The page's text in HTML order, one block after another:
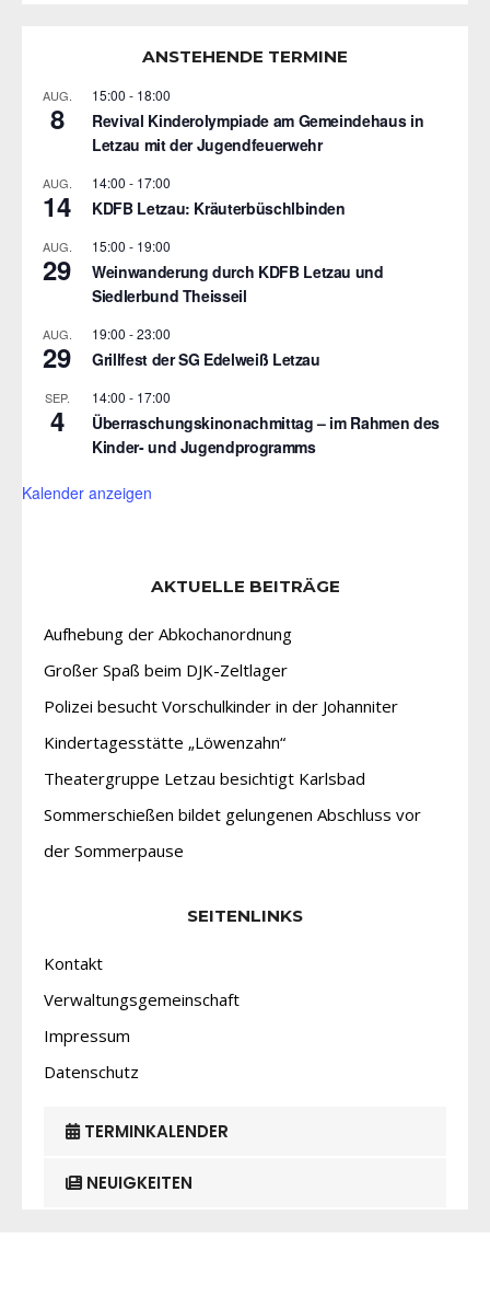
ANSTEHENDE TERMINE
AUG.
8
15:00 - 18:00
Revival Kinderolympiade am Gemeindehaus in
Letzau mit der Jugendfeuerwehr
AUG.
14
14:00 - 17:00
KDFB Letzau: Kräuterbüschlbinden
AUG.
29
15:00 - 19:00
Weinwanderung durch KDFB Letzau und
Siedlerbund Theisseil
AUG.
29
19:00 -23:00
Grillfest der SG Edelweiß Letzau
SEP.
4
14:00 - 17:00
Überraschungskinonachmittag – im Rahmen des
Kinder- und Jugendprogramms
Kalender anzeigen
AKTUELLE BEITRÄGE
Aufhebung der Abkochanordnung
Großer Spaß beim DJK-Zeltlager
Polizei besucht Vorschulkinder in der Johanniter
Kindertagesstätte „Löwenzahn“
Theatergruppe Letzau besichtigt Karlsbad
Sommerschießen bildet gelungenen Abschluss vor
der Sommerpause
SEITENLINKS
Kontakt
Verwaltungsgemeinschaft
Impressum
Datenschutz
TERMINKALENDER
NEUIGKEITEN